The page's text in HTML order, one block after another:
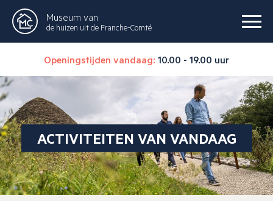
Museum van
de huizen uit de Franche-Comté
Openingstijden vandaag: 10.00 - 19.00 uur
ACTIVITEITEN VAN VANDAAG